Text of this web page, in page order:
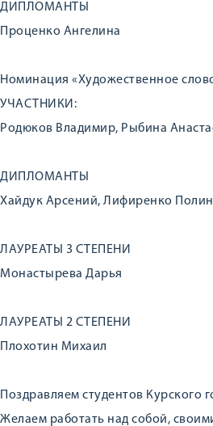
ДИПЛОМАНТЫ
Проценко Ангелина
Номинация «Художественное
УЧАСТНИКИ:
Родюков Владимир, Рыбина
ДИПЛОМАНТЫ
Хайдук Арсений, Лифиренко
ЛАУРЕАТЫ 3 СТЕПЕНИ
Монастырева Дарья
ЛАУРЕАТЫ 2 СТЕПЕНИ
Плохотин Михаил
Поздравляем студентов Курского
Желаем работать над собой,